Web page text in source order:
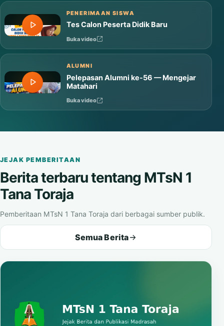
PENERIMAAN SISWA
Tes Calon Peserta Didik Baru
Buka video
ALUMNI
Pelepasan Alumni ke-56 — Mengejar
Matahari
Buka video
JEJAK PEMBERITAAN
Berita terbaru tentang MTsN 1
Tana Toraja
Pemberitaan MTsN 1 Tana Toraja dari berbagai sumber publik.
Semua Berita